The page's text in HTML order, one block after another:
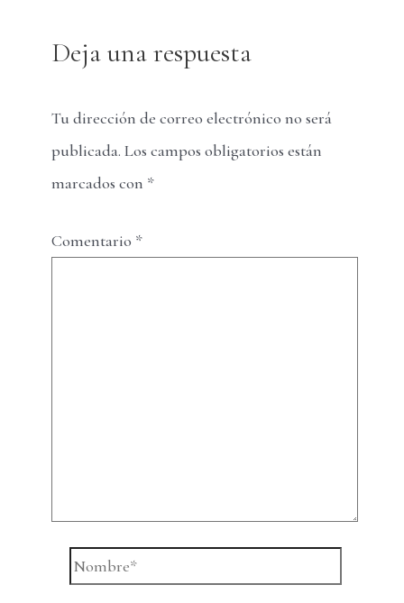
Deja una respuesta
Tu dirección de correo electrónico no será
publicada. Los campos obligatorios están
marcados con *
Comentario *
Nombre*